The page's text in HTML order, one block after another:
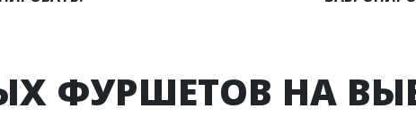
ФУРШЕТОВ НА